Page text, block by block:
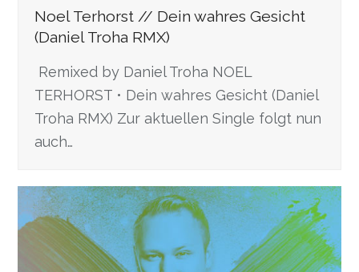
Noel Terhorst // Dein wahres Gesicht
(Daniel Troha RMX)
Remixed by Daniel Troha NOEL
TERHORST • Dein wahres Gesicht (Daniel
Troha RMX) Zur aktuellen Single folgt nun
auch…